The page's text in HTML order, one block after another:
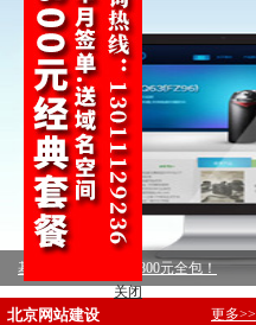
标准型企业建站，5800元全包！
营销型企业建站，8800元全包！
北京网站建设 更多>>
关闭